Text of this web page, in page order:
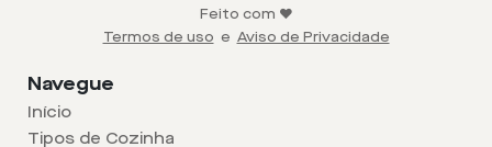
Feito com ❤️
Termos de uso e Aviso de Privacidade
Navegue
Início
Tipos de Cozinha